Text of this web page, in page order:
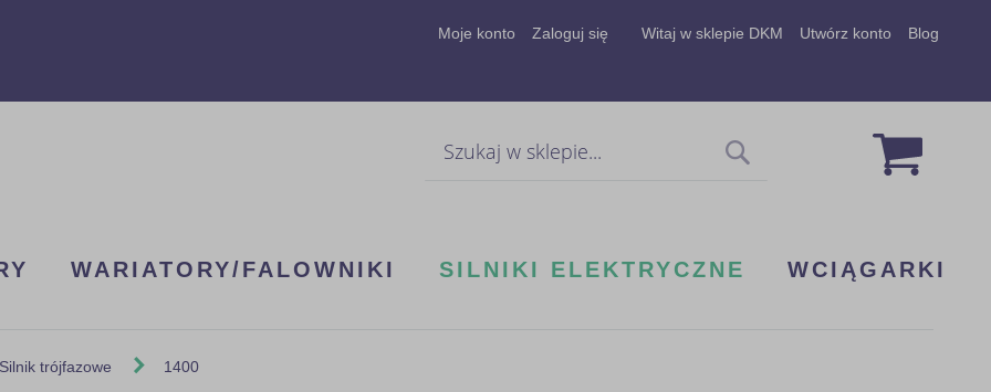
Moje konto Zaloguj się Witaj w sklepie DKM Utwórz konto Blog
Mój
WARIATORY/FALOWNIKI SILNIKI ELEKTRYCZNE WCIĄGARKI
Silnik trójfazowe 1400